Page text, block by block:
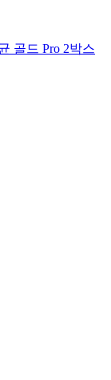
골드 Pro 2박스